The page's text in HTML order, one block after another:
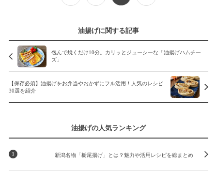
油揚げに関する記事
包んで焼くだけ10分。カリッとジューシーな「油揚げハムチー
ズ」
【保存必須】油揚げをお弁当やおかずにフル活用！人気のレシピ
30選を紹介
油揚げの人気ランキング
1 新潟名物「栃尾揚げ」とは？魅力や活用レシピを総まとめ